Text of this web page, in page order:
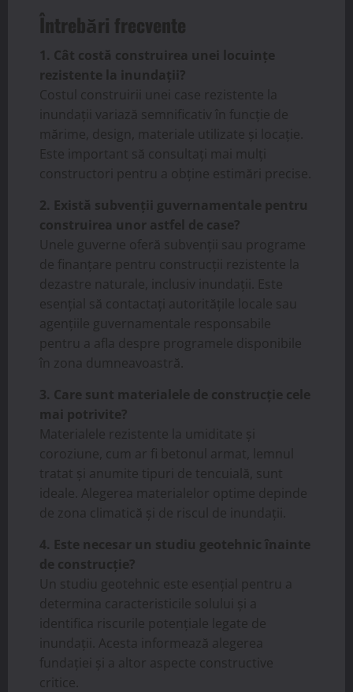
Întrebări frecvente
1. Cât costă construirea unei locuințe
rezistente la inundații?
Costul construirii unei case rezistente la
inundații variază semnificativ în funcție de
mărime, design, materiale utilizate și locație.
Este important să consultați mai mulți
constructori pentru a obține estimări precise.
2. Există subvenții guvernamentale pentru
construirea unor astfel de case?
Unele guverne oferă subvenții sau programe
de finanțare pentru construcții rezistente la
dezastre naturale, inclusiv inundații. Este
esențial să contactați autoritățile locale sau
agențiile guvernamentale responsabile
pentru a afla despre programele disponibile
în zona dumneavoastră.
3. Care sunt materialele de construcție cele
mai potrivite?
Materialele rezistente la umiditate și
coroziune, cum ar fi betonul armat, lemnul
tratat și anumite tipuri de tencuială, sunt
ideale. Alegerea materialelor optime depinde
de zona climatică și de riscul de inundații.
4. Este necesar un studiu geotehnic înainte
de construcție?
Un studiu geotehnic este esențial pentru a
determina caracteristicile solului și a
identifica riscurile potențiale legate de
inundații. Acesta informează alegerea
fundației și a altor aspecte constructive
critice.